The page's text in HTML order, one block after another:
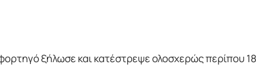
ξήλωσε και κατέστρεψε ολοσχερώς περίπου